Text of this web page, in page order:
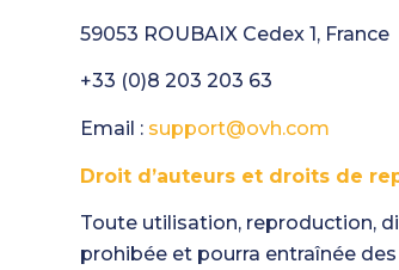
59053 ROUBAIX Cedex 1, France
+33 (0)8 203 203 63
Email : support@ovh.com
Droit d’auteurs et droits de
Toute utilisation, reproduction,
prohibée et pourra entraînée